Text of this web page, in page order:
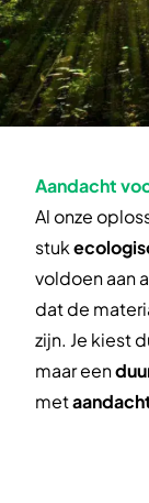
Aandacht
Al onze
stuk
voldoen aan
dat de
zijn. Je kiest
maar een
met